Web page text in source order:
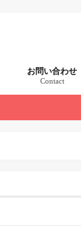
お問い合わせ
Contact